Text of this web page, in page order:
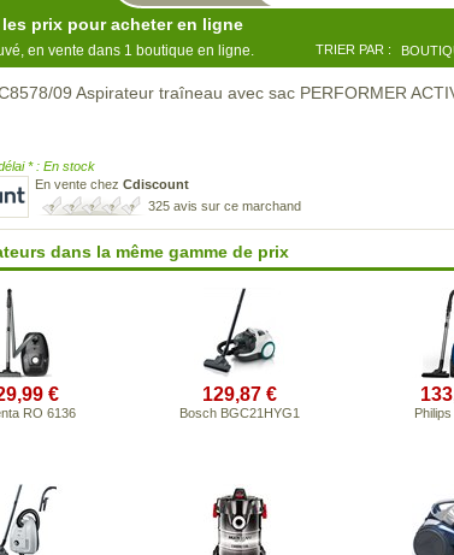
les prix pour acheter en ligne
en vente dans 1 boutique en ligne. TRIER PAR :
09 Aspirateur traîneau avec sac PERFORMER
* : En stock
En vente chez Cdiscount
325 avis sur ce marchand
dans la même gamme de prix
€
RO 6136
129,87 €
Bosch BGC21HYG1